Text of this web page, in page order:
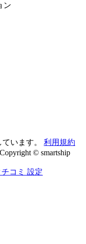
ン
います。
利用規約
Copyright © smartship
チコミ 設定